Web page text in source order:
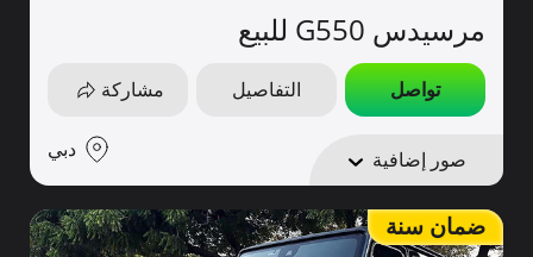
مرسيدس G550 للبيع
تواصل التفاصيل مشاركة
صور إضافية دبي
ضمان سنة